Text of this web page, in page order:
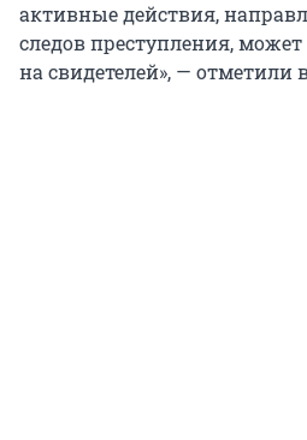
активные действия,
следов преступления, может
на свидетелей», — отметили